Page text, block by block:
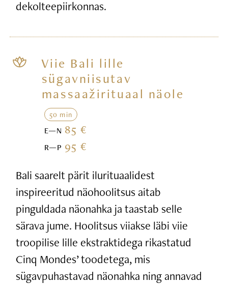
dekolteepiirkonnas.
Viie Bali lille
sügavniisutav
massaažirituaal näole
50 min
E—N 85 €
R—P 95 €
Bali saarelt pärit ilurituaalidest
inspireeritud näohoolitsus aitab
pinguldada näonahka ja taastab selle
särava jume. Hoolitsus viiakse läbi viie
troopilise lille ekstraktidega rikastatud
Cinq Mondes’ toodetega, mis
sügavpuhastavad näonahka ning annavad